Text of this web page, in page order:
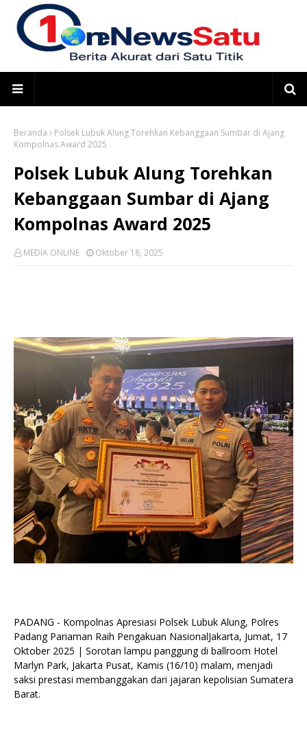
Beranda
Polsek Lubuk Alung Torehkan Kebanggaan Sumbar di Ajang
Kompolnas Award 2025
Polsek Lubuk Alung Torehkan
Kebanggaan Sumbar di Ajang
Kompolnas Award 2025
MEDIA ONLINE Oktober 18, 2025
PADANG - Kompolnas Apresiasi Polsek Lubuk Alung, Polres
Padang Pariaman Raih Pengakuan NasionalJakarta, Jumat, 17
Oktober 2025 | Sorotan lampu panggung di ballroom Hotel
Marlyn Park, Jakarta Pusat, Kamis (16/10) malam, menjadi
saksi prestasi membanggakan dari jajaran kepolisian Sumatera
Barat.